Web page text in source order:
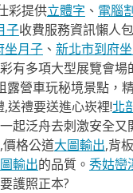
彩提供立體字 、 電腦
子收費服務資訊懶人
坐月子、 新北市到府
有多項大型展覽會場
露營車玩秘境景點，
送禮要送進心崁裡!北
起泛舟去​刺激安全
格公道大圖輸出,背
輸出的品質。 秀姑巒
護照正本?